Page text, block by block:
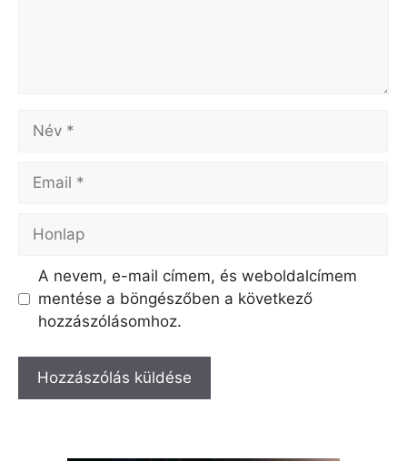
Név
Email
Honlap
A nevem, e-mail címem, és weboldalcímem
mentése a böngészőben a következő
hozzászólásomhoz.